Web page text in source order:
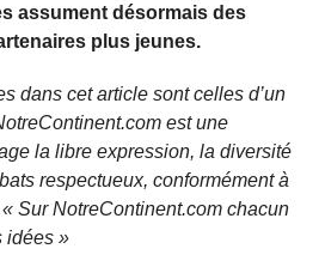
assument désormais des
plus jeunes.
dans cet article sont celles d’un
est une
la libre expression, la diversité
respectueux, conformément à
Sur NotreContinent.com chacun
idées »